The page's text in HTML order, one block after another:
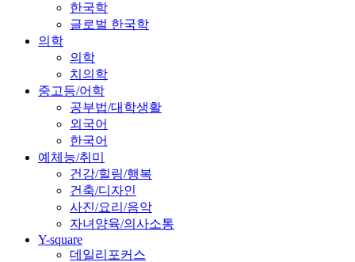
한국학
글로벌 한국학
의학
의학
치의학
중고등/어학
공부법/대학생활
외국어
한국어
예체능/취미
건강/힐링/행복
건축/디자인
사진/요리/음악
자녀양육/의사소통
Y-square
데일리포커스